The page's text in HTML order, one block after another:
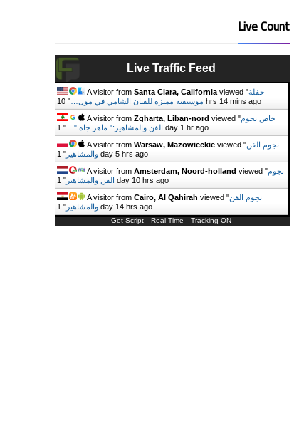
Live Count
Live Traffic Feed
A visitor from Santa Clara, California viewed "حفلة
موسيقية مميزة للفنان الشامي في مول… "
10 hrs 14 mins ago
A visitor from Zgharta, Liban-nord viewed "خاص نجوم
الفن والمشاهير:" ماهر جاه "… "
1 day 1 hr ago
A visitor from Warsaw, Mazowieckie viewed "نجوم الفن
والمشاهير "
1 day 5 hrs ago
A visitor from Amsterdam, Noord-holland viewed "نجوم
الفن والمشاهير "
1 day 10 hrs ago
A visitor from Cairo, Al Qahirah viewed "نجوم الفن
والمشاهير " 1 day 14 hrs ago
Get Script Real Time Tracking ON